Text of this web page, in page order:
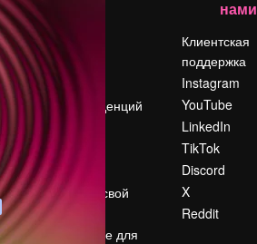
Цены
О нас
Reviews
Вакансии
Поиск тенденций
Блог
События
Slidesgo
Продайте свой
контент
Помещение для
нами
Клиентская
поддержка
Instagram
YouTube
LinkedIn
TikTok
Discord
X
Reddit